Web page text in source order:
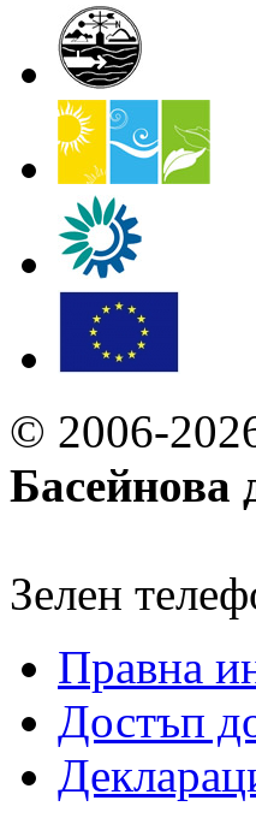
© 2006-
Басейнова
Зелен
Правна
Достъп